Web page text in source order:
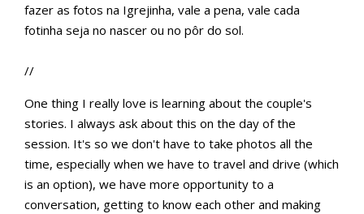
fazer as fotos na Igrejinha, vale a pena, vale cada
fotinha seja no nascer ou no pôr do sol.
//
One thing I really love is learning about the couple's
stories. I always ask about this on the day of the
session. It's so we don't have to take photos all the
time, especially when we have to travel and drive (which
is an option), we have more opportunity to a
conversation, getting to know each other and making